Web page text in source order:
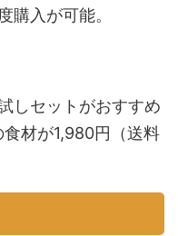
購入が可能。
しセットがおすすめ
材が1,980円（送料